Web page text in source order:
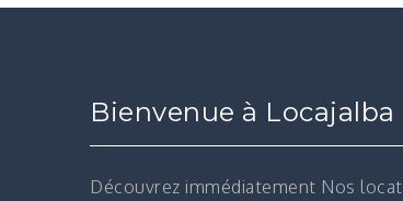
Bienvenue à Locajalba
Découvrez immédiatement Nos